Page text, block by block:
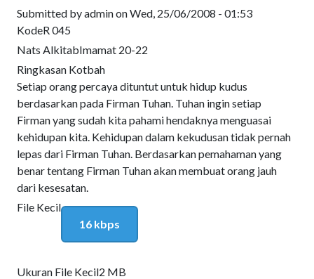
Submitted byadminonWed, 25/06/2008 - 01:53
KodeR 045
Nats AlkitabImamat 20-22
Ringkasan Kotbah
Setiap orang percaya dituntut untuk hidup kudus
berdasarkan pada Firman Tuhan. Tuhan ingin setiap
Firman yang sudah kita pahami hendaknya menguasai
kehidupan kita. Kehidupan dalam kekudusan tidak pernah
lepas dari Firman Tuhan. Berdasarkan pemahaman yang
benar tentang Firman Tuhan akan membuat orang jauh
dari kesesatan.
File Kecil
16 kbps
Ukuran File Kecil2 MB